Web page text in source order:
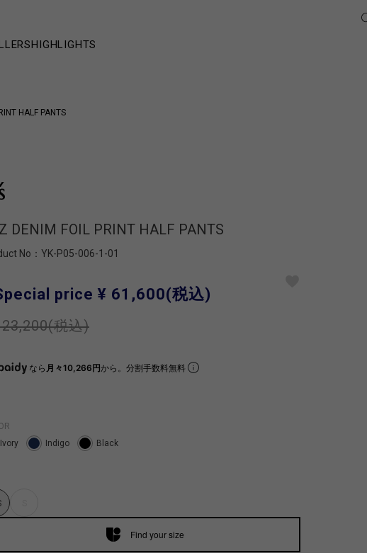
HIGHLIGHTS
HALF PANTS
DENIM FOIL PRINT HALF PANTS
No： YK-P05-006-1-01
price ¥ 61,600(税込)
(税込)
なら 月々10,266円から。分割手数料無料
Ivory
Indigo Black
Find your size